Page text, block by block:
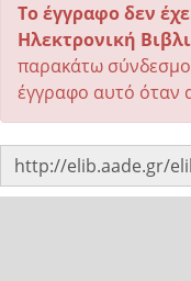
Το έγγραφο δεν
Ηλεκτρονική
παρακάτω
έγγραφο αυτό όταν